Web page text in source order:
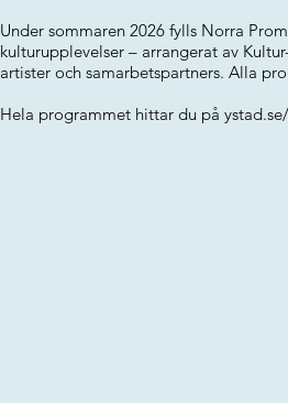
Under sommaren 2026 fylls Norra
kulturupplevelser – arrangerat av
artister och samarbetspartners. Alla
Hela programmet hittar du på